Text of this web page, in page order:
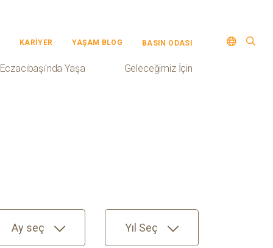
KARİYER YAŞAM BLOG BASIN ODASI
Eczacıbaşı'nda Yaşa Geleceğimiz İçin
Ay seç Yıl Seç